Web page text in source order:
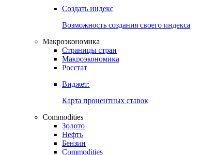
Создать индекс
Возможность создания своего индекса
Макроэкономика
Страницы стран
Макроэкономика
Росстат
Виджет:
Карта процентных ставок
Commodities
Золото
Нефть
Бензин
Commodities